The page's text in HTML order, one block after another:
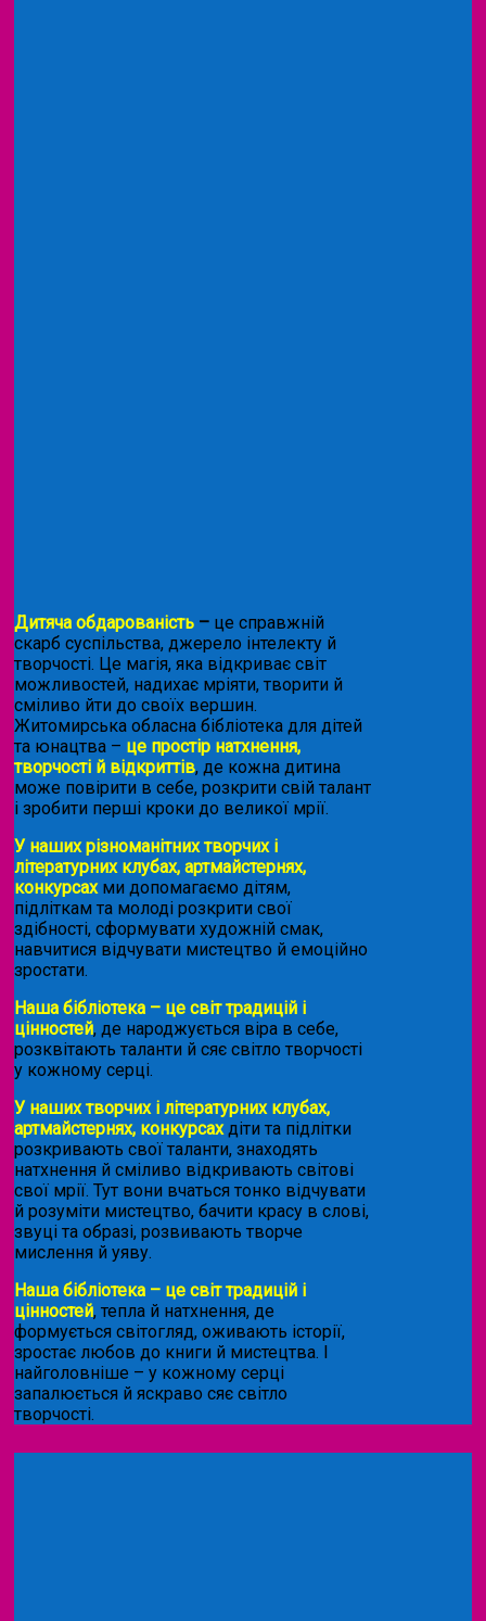
Дитяча обдарованість – це справжній
скарб суспільства, джерело інтелекту й
творчості. Це магія, яка відкриває світ
можливостей, надихає мріяти, творити й
сміливо йти до своїх вершин.
Житомирська обласна бібліотека для дітей
та юнацтва – це простір натхнення,
творчості й відкриттів, де кожна дитина
може повірити в себе, розкрити свій талант
і зробити перші кроки до великої мрії.
У наших різноманітних творчих і
літературних клубах, артмайстернях,
конкурсахми допомагаємо дітям,
підліткам та молоді розкрити свої
здібності, сформувати художній смак,
навчитися відчувати мистецтво й емоційно
зростати.
Наша бібліотека – це світ традицій і
цінностей, де народжується віра в себе,
розквітають таланти й сяє світло творчості
у кожному серці.
У наших творчих і літературних клубах,
артмайстернях, конкурсахдіти та підлітки
розкривають свої таланти, знаходять
натхнення й сміливо відкривають світові
свої мрії. Тут вони вчаться тонко відчувати
й розуміти мистецтво, бачити красу в слові,
звуці та образі, розвивають творче
мислення й уяву.
Наша бібліотека – це світ традицій і
цінностей, тепла й натхнення, де
формується світогляд, оживають історії,
зростає любов до книги й мистецтва. І
найголовніше – у кожному серці
запалюється й яскраво сяє світло
творчості.